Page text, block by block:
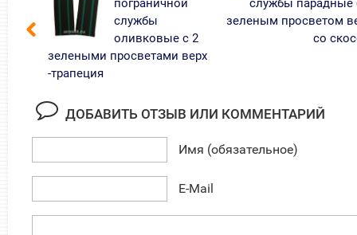
пограничной
службы
оливковые с 2
зелеными просветами верх
-трапеция
службы парадные
зеленым просветом
со
ДОБАВИТЬ ОТЗЫВ ИЛИ КОММЕНТАРИЙ
Имя (обязательное)
E-Mail